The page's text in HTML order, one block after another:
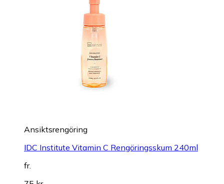
Ansiktsrengöring
IDC Institute Vitamin C Rengöringsskum 240ml
fr.